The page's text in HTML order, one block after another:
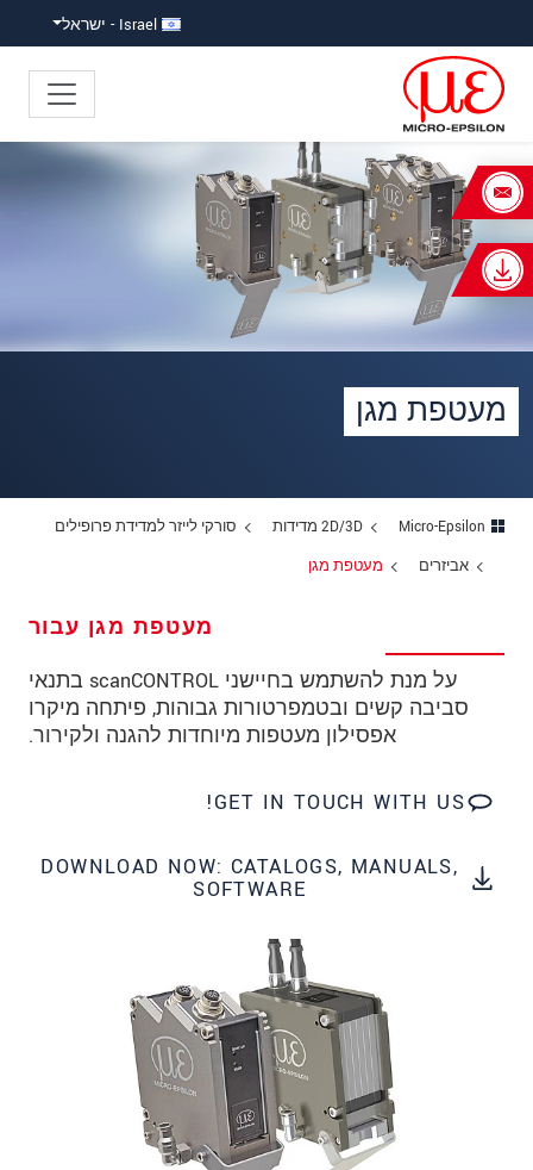
Israel - ישראל
מעטפת מגן
Micro-Epsilon 2D/3D מדידות
סורקי לייזר למדידת פרופילים
אביזרים
מעטפת מגן
מעטפת מגן עבור
על מנת להשתמש בחיישני scanCONTROL בתנאי
סביבה קשים ובטמפרטורות גבוהות, פיתחה מיקרו
אפסילון מעטפות מיוחדות להגנה ולקירור.
GET IN TOUCH WITH US!
DOWNLOAD NOW: CATALOGS, MANUALS,
SOFTWARE
×Your request for: מעטפת מגן
כותרת*
שם פרטי
שם משפחה*
כתובת
טלפון
כתובת דוא"ל
Message
*
אנו מתייחסים למידע בחסיון רב. אנא קרא את
הצהרת הפרטיות שלנו (באנגלית).
שלח הודעה